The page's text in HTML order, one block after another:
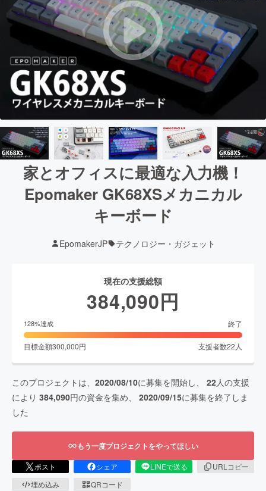
家とオフィスに最適な入力機！
Epomaker GK68XSメカニカル
キーボード
EpomakerJP テクノロジー・ガジェット
現在の支援総額
384,090円
128%達成 終了
目標金額300,000円 支援者数22 人
このプロジェクトは、 2020/08/10に募集を開始し、 22人の支援
により 384,090円の資金を集め、 2020/09/15に募集を終了しま
した
もう一度プロジェクトをやってほしい
ポスト シェア LINEで送る
URLコピー
埋め込み
QRコード